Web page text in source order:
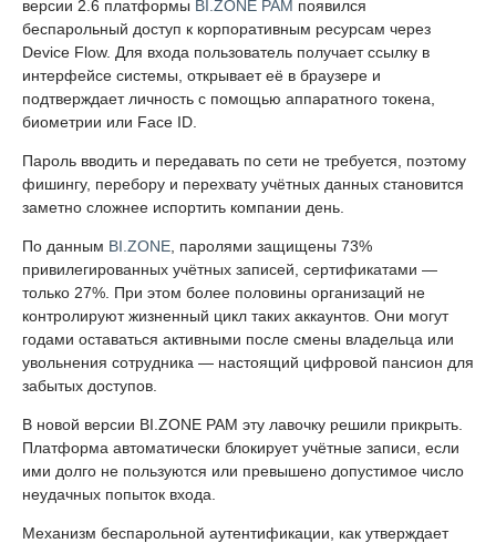
версии 2.6 платформы BI.ZONE PAM появился
беспарольный доступ к корпоративным ресурсам через
Device Flow. Для входа пользователь получает ссылку в
интерфейсе системы, открывает её в браузере и
подтверждает личность с помощью аппаратного токена,
биометрии или Face ID.
Пароль вводить и передавать по сети не требуется, поэтому
фишингу, перебору и перехвату учётных данных становится
заметно сложнее испортить компании день.
По данным BI.ZONE , паролями защищены 73%
привилегированных учётных записей, сертификатами —
только 27%. При этом более половины организаций не
контролируют жизненный цикл таких аккаунтов. Они могут
годами оставаться активными после смены владельца или
увольнения сотрудника — настоящий цифровой пансион для
забытых доступов.
В новой версии BI.ZONE PAM эту лавочку решили прикрыть.
Платформа автоматически блокирует учётные записи, если
ими долго не пользуются или превышено допустимое число
неудачных попыток входа.
Механизм беспарольной аутентификации, как утверждает